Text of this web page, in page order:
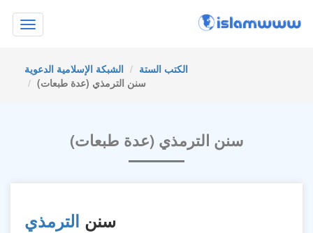
Toggle
navigation
الشبكة الإسلامية الدعوية
الكتب الستة
سنن الترمذي (عدة طبعات)
سنن الترمذي (عدة طبعات)
سنن الترمذي